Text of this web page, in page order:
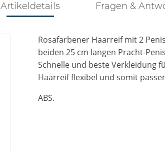
Artikeldetails Fragen &
Rosafarbener Haarreif mit 2
beiden 25 cm langen Pracht-
Schnelle und beste Verkleidung
Haarreif flexibel und somit
ABS.